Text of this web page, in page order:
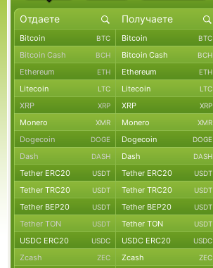
Bitcoin BTC Bitcoin BTC
Bitcoin Cash BCH Bitcoin Cash BCH
Ethereum ETH Ethereum ETH
Litecoin LTC Litecoin LTC
XRP XRP XRP XRP
Monero XMR Monero XMR
Dogecoin DOGE Dogecoin DOGE
Dash DASH Dash DASH
Tether ERC20 USDT Tether ERC20 USDT
Tether TRC20 USDT Tether TRC20 USDT
Tether BEP20 USDT Tether BEP20 USDT
Tether TON USDT Tether TON USDT
USDC ERC20 USDC USDC ERC20 USDC
Zcash ZEC Zcash ZEC